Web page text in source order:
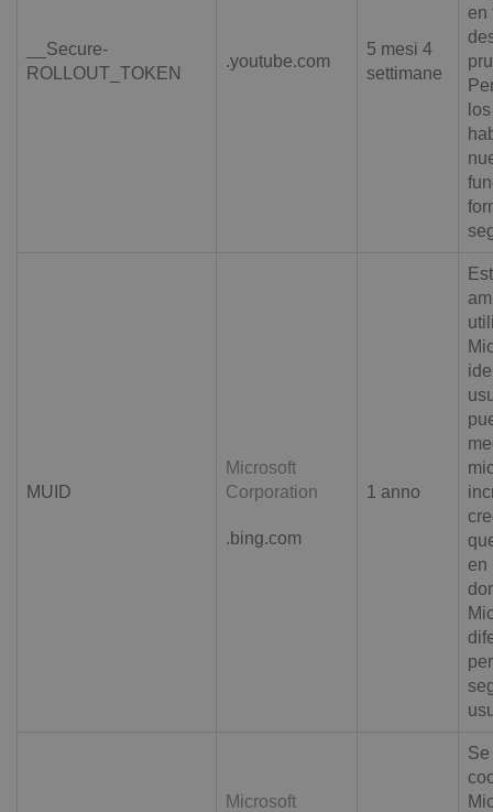
__Secure-
ROLLOUT_TOKEN
.youtube.com
5 mesi 4
settimane
en
MUID
Microsoft
Corporation
.bing.com
1 anno
en
Microsoft